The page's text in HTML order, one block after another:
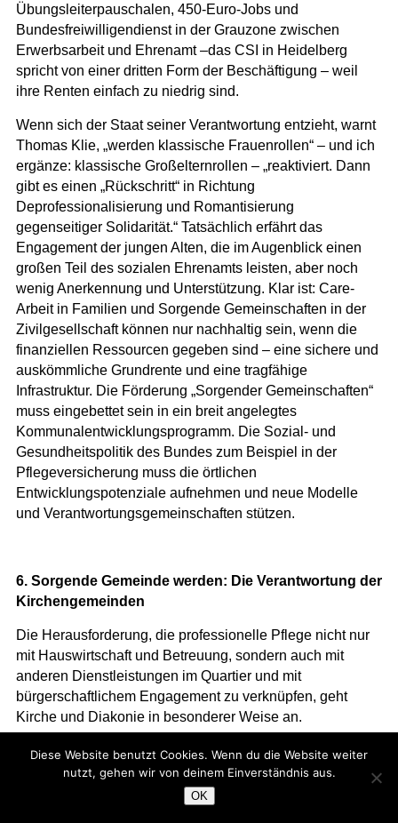
Übungsleiterpauschalen, 450-Euro-Jobs und
Bundesfreiwilligendienst in der Grauzone zwischen
Erwerbsarbeit und Ehrenamt –das CSI in Heidelberg
spricht von einer dritten Form der Beschäftigung – weil
ihre Renten einfach zu niedrig sind.
Wenn sich der Staat seiner Verantwortung entzieht, warnt
Thomas Klie, „werden klassische Frauenrollen“ – und ich
ergänze: klassische Großelternrollen – „reaktiviert. Dann
gibt es einen „Rückschritt“ in Richtung
Deprofessionalisierung und Romantisierung
gegenseitiger Solidarität.“ Tatsächlich erfährt das
Engagement der jungen Alten, die im Augenblick einen
großen Teil des sozialen Ehrenamts leisten, aber noch
wenig Anerkennung und Unterstützung. Klar ist: Care-
Arbeit in Familien und Sorgende Gemeinschaften in der
Zivilgesellschaft können nur nachhaltig sein, wenn die
finanziellen Ressourcen gegeben sind – eine sichere und
auskömmliche Grundrente und eine tragfähige
Infrastruktur. Die Förderung „Sorgender Gemeinschaften“
muss eingebettet sein in ein breit angelegtes
Kommunalentwicklungsprogramm. Die Sozial- und
Gesundheitspolitik des Bundes zum Beispiel in der
Pflegeversicherung muss die örtlichen
Entwicklungspotenziale aufnehmen und neue Modelle
und Verantwortungsgemeinschaften stützen.
6. Sorgende Gemeinde werden: Die Verantwortung der
Kirchengemeinden
Die Herausforderung, die professionelle Pflege nicht nur
mit Hauswirtschaft und Betreuung, sondern auch mit
anderen Dienstleistungen im Quartier und mit
bürgerschaftlichem Engagement zu verknüpfen, geht
Kirche und Diakonie in besonderer Weise an.
Tatsächlich sind Alter und Pflegebedürftigkeit keinesfalls
deckungsgleich, wie manche immer noch meinen. Zwar
steigt die Pflegebedürftigkeit mit dem Alter, sie betrifft aber
Diese Website benutzt Cookies. Wenn du die Website weiter
nutzt, gehen wir von deinem Einverständnis aus.
OK